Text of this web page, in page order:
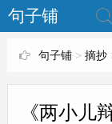
www.bjuzi.com
句子铺
句子铺> 摘抄
《两小儿